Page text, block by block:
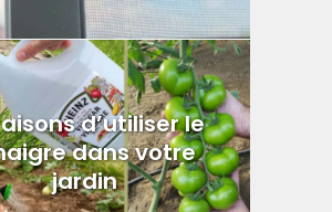
d’utiliser le
dans votre
jardin